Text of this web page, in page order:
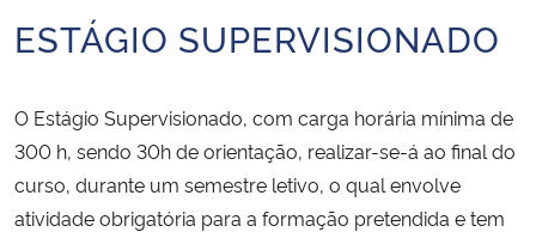
Ministério da Infraestrutura
Ministério da Agricultura, Pecuária e Abastecimento
Ministério da Educação
Início do conteúdo
ESTÁGIO SUPERVISIONADO
O Estágio Supervisionado, com carga horária mínima de
300 h, sendo 30h de orientação, realizar-se-á ao final do
curso, durante um semestre letivo, o qual envolve
atividade obrigatória para a formação pretendida e tem